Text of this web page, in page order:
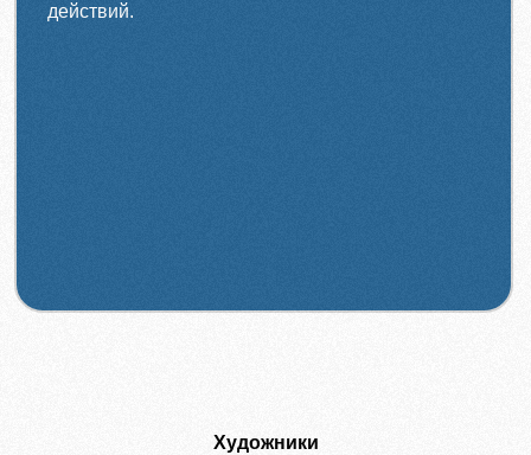
действий.
Художники